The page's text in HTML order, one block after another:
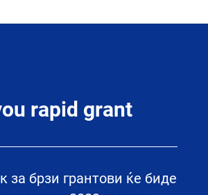
rapid grant
за брзи грантови ќе биде